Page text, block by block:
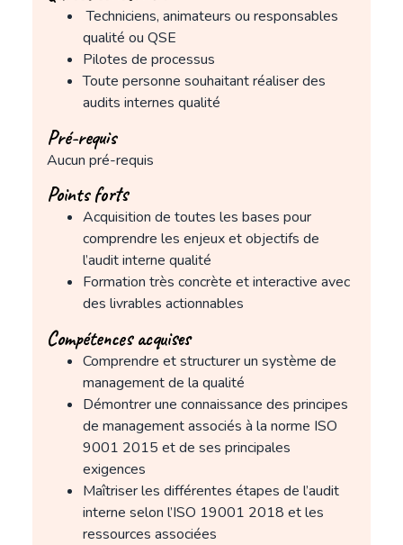
Techniciens, animateurs ou responsables
qualité ou QSE
Pilotes de processus
Toute personne souhaitant réaliser des
audits internes qualité
Pré-requis
Aucun pré-requis
Points forts
Acquisition de toutes les bases pour
comprendre les enjeux et objectifs de
l’audit interne qualité
Formation très concrète et interactive avec
des livrables actionnables
Compétences acquises
Comprendre et structurer un système de
management de la qualité
Démontrer une connaissance des principes
de management associés à la norme ISO
9001 2015 et de ses principales
exigences
Maîtriser les différentes étapes de l’audit
interne selon l’ISO 19001 2018 et les
ressources associées